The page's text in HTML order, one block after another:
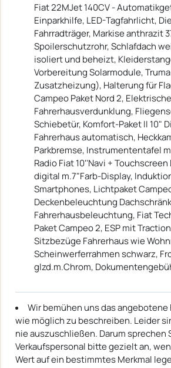
Fiat 22MJet 140CV -
Einparkhilfe, LED-Tagfahrlicht,
Fahrradträger, Markise anthrazit
Spoilerschutzrohr, Schlafdach
isoliert und beheizt,
Vorbereitung Solarmodule,
Zusatzheizung), Halterung für
Campeo Paket Nord 2,
Fahrerhausverdunklung,
Schiebetür, Komfort-Paket II 10"
Fahrerhaus automatisch,
Parkbremse, Instrumententafel
Radio Fiat 10''Navi +
digital m.7"Farb-Display,
Smartphones, Lichtpaket
Deckenbeleuchtung
Fahrerhausbeleuchtung, Fiat
Paket Campeo 2, ESP mit
Sitzbezüge Fahrerhaus wie
Scheinwerferrahmen schwarz,
glzd.m.Chrom,
Wir bemühen uns das angebotene
wie möglich zu beschreiben. Leider
nie auszuschließen. Darum sprechen
Verkaufspersonal bitte gezielt an,
Wert auf ein bestimmtes Merkmal